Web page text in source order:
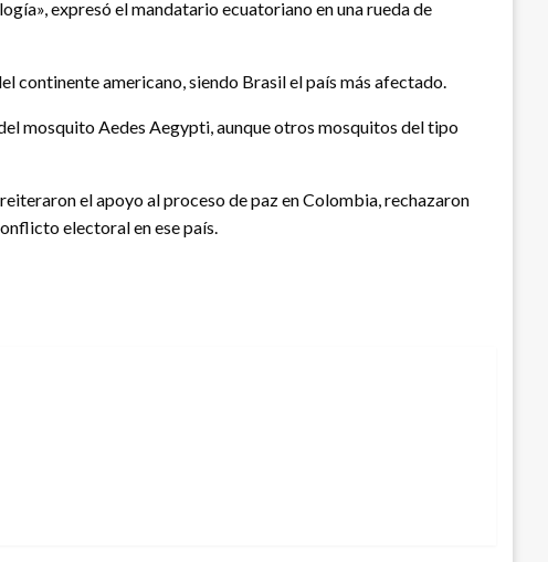
expresó el mandatario ecuatoriano en una rueda de
continente americano, siendo Brasil el país más afectado.
mosquito Aedes Aegypti, aunque otros mosquitos del tipo
el apoyo al proceso de paz en Colombia, rechazaron
electoral en ese país.